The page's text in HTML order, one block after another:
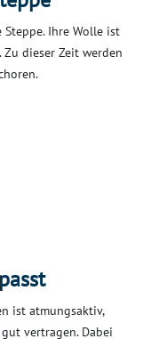
Ihre Wolle ist
dieser Zeit werden
ist atmungsaktiv,
vertragen. Dabei